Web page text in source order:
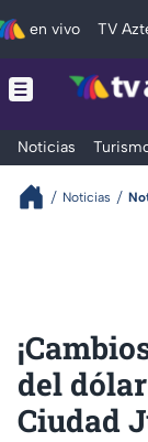
en vivo TV
Noticias
Noticias
del
Ciudad